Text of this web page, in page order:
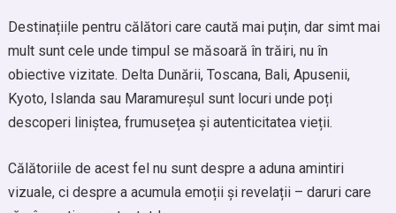
Destinațiile pentru călători care caută mai puțin, dar simt mai
mult sunt cele unde timpul se măsoară în trăiri, nu în
obiective vizitate. Delta Dunării, Toscana, Bali, Apusenii,
Kyoto, Islanda sau Maramureșul sunt locuri unde poți
descoperi liniștea, frumusețea și autenticitatea vieții.
Călătoriile de acest fel nu sunt despre a aduna amintiri
vizuale, ci despre a acumula emoții și revelații – daruri care